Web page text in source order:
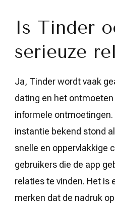
Is Tinder
serieuze
Ja, Tinder wordt vaak
dating en het
informele
instantie bekend stond
snelle en oppervlakkige
gebruikers die de app
relaties te vinden. Het is
merken dat de nadruk